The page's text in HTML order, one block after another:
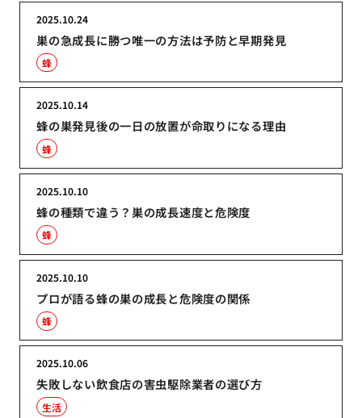
巣の急成長に勝つ唯一の方法は予防と早期発見
2025.10.24
蜂
蜂の巣発見後の一日の放置が命取りになる理由
2025.10.14
蜂
蜂の種類で違う？巣の成長速度と危険度
2025.10.10
蜂
プロが語る蜂の巣の成長と危険度の関係
2025.10.10
蜂
失敗しない飲食店の害虫駆除業者の選び方
2025.10.06
生活